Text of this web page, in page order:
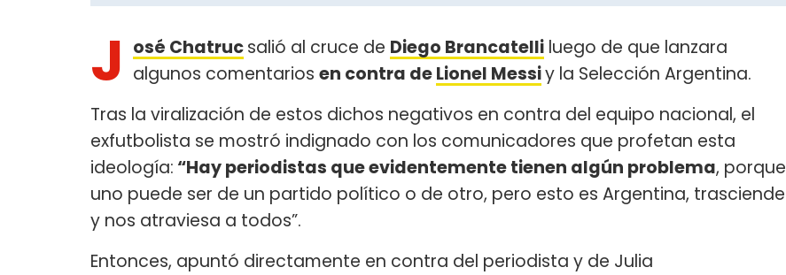
J osé Chatrucsalió al cruce de Diego Brancatelli luego de que lanzara
algunos comentarios en contra deLionel Messiy la Selección Argentina.
Tras la viralización de estos dichos negativos en contra del equipo nacional, el
exfutbolista se mostró indignado con los comunicadores que profetan esta
ideología: “Hay periodistas que evidentemente tienen algún problema, porque
uno puede ser de un partido político o de otro, pero esto es Argentina, trasciende
y nos atraviesa a todos”.
Entonces, apuntó directamente en contra del periodista y de Julia